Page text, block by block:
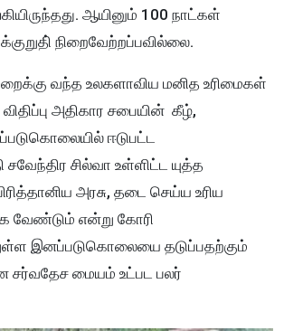
ஆயினும் 100 நாட்கள்
நிறைவேற்றப்பவில்லை.
வந்த உலகளாவிய மனித உரிமைகள்
அதிகார சபையின் கீழ்,
ஈடுபட்ட
சில்வா உள்ளிட்ட யுத்த
அரசு, தடை செய்ய உரிய
வேண்டும் என்று கோரி
இனப்படுகொலையை தடுப்பதற்கும்
சர்வதேச மையம் உட்பட பலர்